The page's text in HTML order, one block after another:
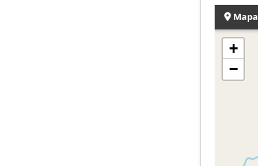
Mapa
+
−